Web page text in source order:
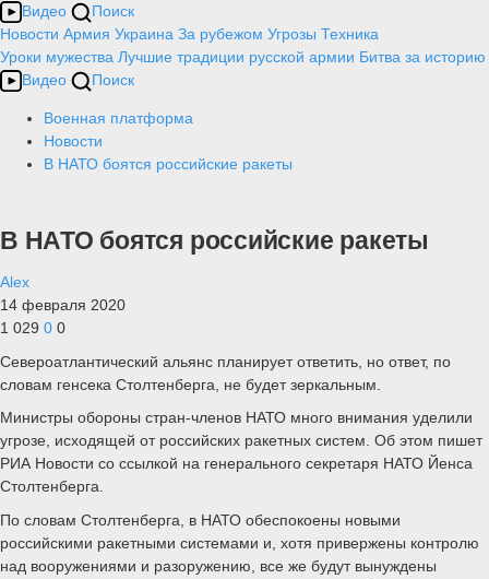
Видео
Поиск
Новости Армия Украина За рубежом Угрозы Техника
Уроки мужества Лучшие традиции русской армии Битва за историю
Видео
Поиск
Военная платформа
Новости
В НАТО боятся российские ракеты
В НАТО боятся российские ракеты
Alex
14 февраля 2020
1 029 0 0
Североатлантический альянс планирует ответить, но ответ, по
словам генсека Столтенберга, не будет зеркальным.
Министры обороны стран-членов НАТО много внимания уделили
угрозе, исходящей от российских ракетных систем. Об этом пишет
РИА Новости со ссылкой на генерального секретаря НАТО Йенса
Столтенберга.
По словам Столтенберга, в НАТО обеспокоены новыми
российскими ракетными системами и, хотя привержены контролю
над вооружениями и разоружению, все же будут вынуждены